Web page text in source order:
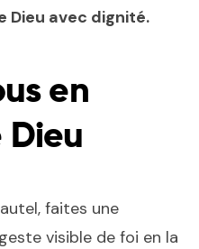
Dieu avec dignité.
en
Dieu
faites une
visible de foi en la